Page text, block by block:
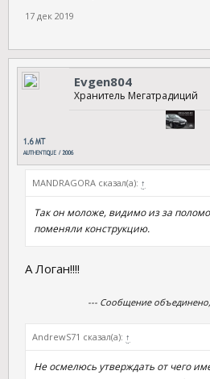
17 дек 2019
Evgen804
Хранитель Мегатрадиций
MANDRAGORA сказал(а): ↑
Так он моложе, видимо из за
поменяли конструкцию.
А Логан!!!!
--- Сообщение объединено,
AndrewS71 сказал(а): ↑
Не осмелюсь утверждать от чего